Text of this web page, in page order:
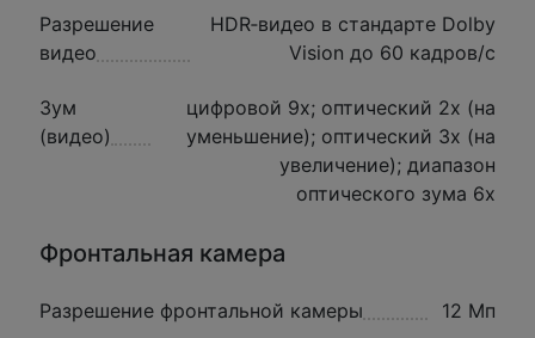
Разрешение
видео
HDR‑видео в стандарте Dolby
Vision до 60 кадров/ с
Зум
(видео)
цифровой 9х; оптический 2x (на
уменьшение); оптический 3x (на
увеличение); диапазон
оптического зума 6x
Фронтальная камера
Разрешение фронтальной камеры 12 Мп